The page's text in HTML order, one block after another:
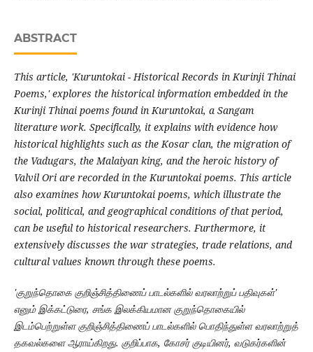
ABSTRACT
This article, 'Kuruntokai - Historical Records in Kurinji Thinai
Poems,' explores the historical information embedded in the
Kurinji Thinai poems found in Kuruntokai, a Sangam
literature work. Specifically, it explains with evidence how
historical highlights such as the Kosar clan, the migration of
the Vadugars, the Malaiyan king, and the heroic history of
Valvil Ori are recorded in the Kuruntokai poems. This article
also examines how Kuruntokai poems, which illustrate the
social, political, and geographical conditions of that period,
can be useful to historical researchers. Furthermore, it
extensively discusses the war strategies, trade relations, and
cultural values known through these poems.
'குறுந்தொகை குறிஞ்சித்திணைப் பாடல்களில் வரலாற்றுப் பதிவுகள்'
எனும் இக்கட்டுரை, சங்க இலக்கியமான குறுந்தொகையில்
இடம்பெற்றுள்ள குறிஞ்சித்திணைப் பாடல்களில் பொதிந்துள்ள வரலாற்றுத்
தகவல்களை ஆராய்கிறது. குறிப்பாக, கோசர் குடியினர், வடுகர்களின்